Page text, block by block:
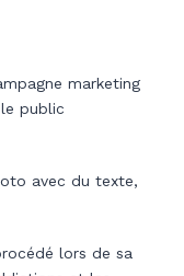
marketing
public
avec du texte,
lors de sa